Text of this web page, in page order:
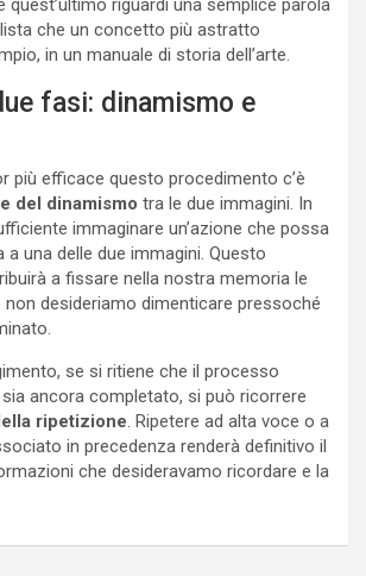
quest’ultimo riguardi una semplice parola
lista che un concetto più astratto
in un manuale di storia dell’arte.
fasi: dinamismo e
più efficace questo procedimento c’è
del dinamismo tra le due immagini. In
immaginare un’azione che possa
una delle due immagini. Questo
a fissare nella nostra memoria le
desideriamo dimenticare pressoché
se si ritiene che il processo
ancora completato, si può ricorrere
ripetizione. Ripetere ad alta voce o a
in precedenza renderà definitivo il
che desideravamo ricordare e la